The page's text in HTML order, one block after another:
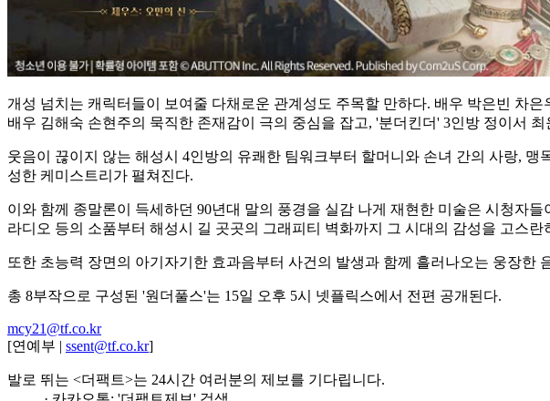
개성 넘치는 캐릭터들이 보여줄 다채로운 관계성도 주목할 만하다. 배우 박은빈 차
배우 김해숙 손현주의 묵직한 존재감이 극의 중심을 잡고, '분더킨더' 3인방 정이서
웃음이 끊이지 않는 해성시 4인방의 유쾌한 팀워크부터 할머니와 손녀 간의 사랑,
성한 케미스트리가 펼쳐진다.
이와 함께 종말론이 득세하던 90년대 말의 풍경을 실감 나게 재현한 미술은 시청자
라디오 등의 소품부터 해성시 길 곳곳의 그래피티 벽화까지 그 시대의 감성을 고스란
또한 초능력 장면의 아기자기한 효과음부터 사건의 발생과 함께 흘러나오는 웅장
총 8부작으로 구성된 '원더풀스'​는 15일 오후 5시 넷플릭스에서 전편 공개된다.
mcy21@tf.co.kr
[연예부 | ssent@tf.co.kr]
발로 뛰는 <더팩트>는 24시간 여러분의 제보를 기다립니다.